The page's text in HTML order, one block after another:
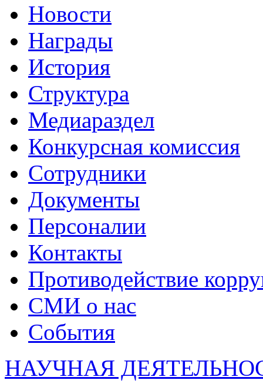
Новости
Награды
История
Структура
Медиараздел
Конкурсная комиссия
Сотрудники
Документы
Персоналии
Контакты
Противодействие
СМИ о нас
События
НАУЧНАЯ